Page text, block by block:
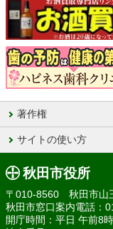
著作権
サイトの使い方
秋田市役所
〒010-8560 秋田市山
秋田市窓口案内電話
開庁時間：平日 午前8